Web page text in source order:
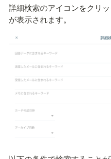
詳細検索のアイコンをクリ
が表示されます。